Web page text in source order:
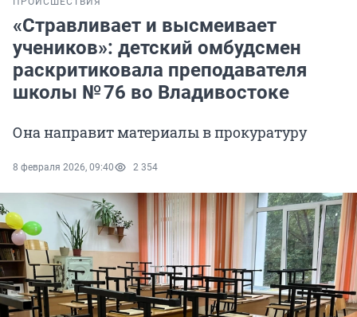
«Стравливает и высмеивает
учеников»: детский омбудсмен
раскритиковала преподавателя
школы № 76 во Владивостоке
Она направит материалы в прокуратуру
8 февраля 2026, 09:40 2 354